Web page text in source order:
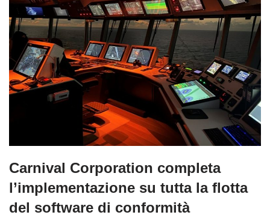
Carnival Corporation completa
l’implementazione su tutta la flotta
del software di conformità